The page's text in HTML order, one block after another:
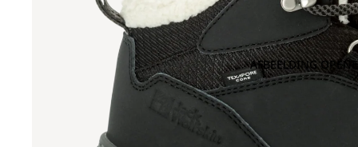
AFBEELDING